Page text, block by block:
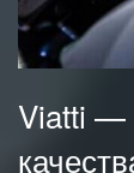
Viatti —